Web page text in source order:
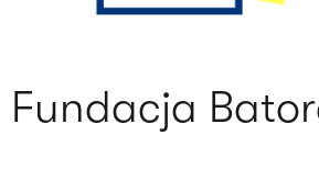
Fundacja